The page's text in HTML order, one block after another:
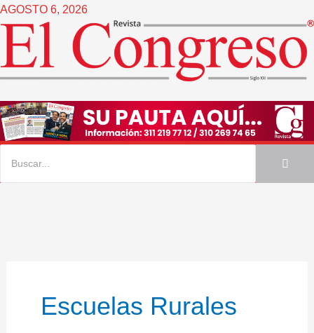
Ir
al
contenido
AGOSTO 6, 2026
Escuelas Rurales